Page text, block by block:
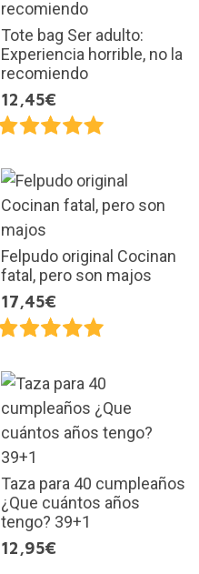
Tote bag Ser adulto:
Experiencia horrible, no la
recomiendo
12,45€
Felpudo original Cocinan
fatal, pero son majos
17,45€
Taza para 40 cumpleaños
¿Que cuántos años
tengo? 39+1
12,95€